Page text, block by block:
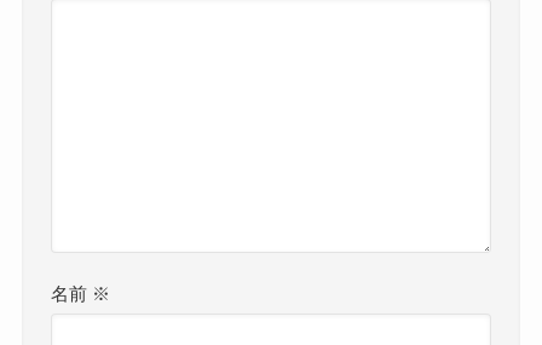
名前 ※